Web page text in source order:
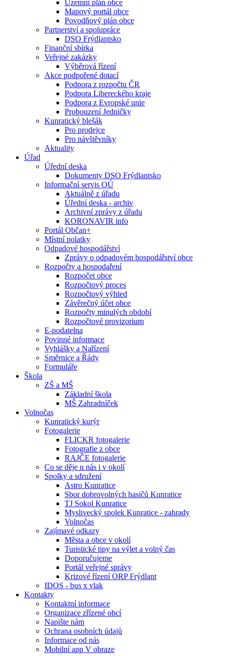
Územní plán obce
Mapový portál obce
Povodňový plán obce
Partnerství a spolupráce
DSO Frýdlantsko
Finanční sbírka
Veřejné zakázky
Výběrová řízení
Akce podpořené dotací
Podpora z rozpočtu ČR
Podpora Libereckého kraje
Podpora z Evropské unie
Probouzení Jedničky
Kunratický blešák
Pro prodejce
Pro návštěvníky
Aktuality
Úřad
Úřední deska
Dokumenty DSO Frýdlantsko
Informační servis OÚ
Aktuálně z úřadu
Úřední deska - archiv
Archivní zprávy z úřadu
KORONAVIR info
Portál Občan+
Místní polatky
Odpadové hospodářství
Zprávy o odpadovém hospodářství obce
Rozpočty a hospodaření
Rozpočet obce
Rozpočtový proces
Rozpočtový výhled
Závěrečný účet obce
Rozpočty minulých období
Rozpočtové provizorium
E-podatelna
Povinné informace
Vyhlášky a Nařízení
Směrnice a Řády
Formuláře
Škola
ZŠ a MŠ
Základní škola
MŠ Zahradníček
Volnočas
Kunratický kurýr
Fotogalerie
FLICKR fotogalerie
Fotografie z obce
RAJČE fotogalerie
Co se děje u nás i v okolí
Spolky a sdružení
Astro Kunratice
Sbor dobrovolných hasičů Kunratice
TJ Sokol Kunratice
Myslivecký spolek Kunratice - zahrady
Volnočas
Zajímavé odkazy
Města a obce v okolí
Turistické tipy na výlet a volný čas
Doporučujeme
Portál veřejné správy
Krizové řízení ORP Frýdlant
IDOS - bus x vlak
Kontakty
Kontaktní informace
Organizace zřízené obcí
Napište nám
Ochrana osobních údajů
Informace od nás
Mobilní app V obraze